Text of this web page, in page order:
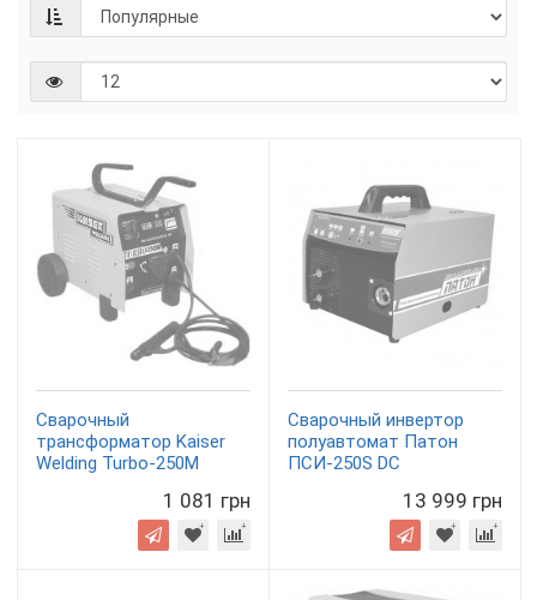
Сварочный
трансформатор Kaiser
Welding Turbo-250M
1 081 грн
Сварочный инвертор
полуавтомат Патон
ПСИ-250S DC
13 999 грн